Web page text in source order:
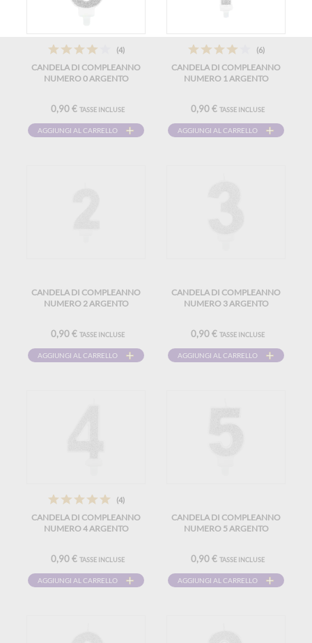
(4)
CANDELA DI COMPLEANNO
NUMERO 0 ARGENTO
0,90 € TASSE INCLUSE
AGGIUNGI AL CARRELLO
(6)
CANDELA DI COMPLEANNO
NUMERO 1 ARGENTO
0,90 € TASSE INCLUSE
AGGIUNGI AL CARRELLO
CANDELA DI COMPLEANNO
NUMERO 2 ARGENTO
0,90 € TASSE INCLUSE
AGGIUNGI AL CARRELLO
CANDELA DI COMPLEANNO
NUMERO 3 ARGENTO
0,90 € TASSE INCLUSE
AGGIUNGI AL CARRELLO
(4)
CANDELA DI COMPLEANNO
NUMERO 4 ARGENTO
0,90 € TASSE INCLUSE
AGGIUNGI AL CARRELLO
CANDELA DI COMPLEANNO
NUMERO 5 ARGENTO
0,90 € TASSE INCLUSE
AGGIUNGI AL CARRELLO